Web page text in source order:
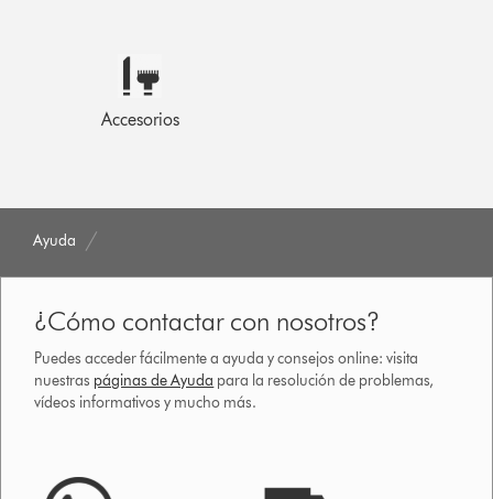
Accesorios
Ayuda
¿Cómo contactar con nosotros?
Puedes acceder fácilmente a ayuda y consejos online: visita
nuestras páginas de Ayuda para la resolución de problemas,
vídeos informativos y mucho más.